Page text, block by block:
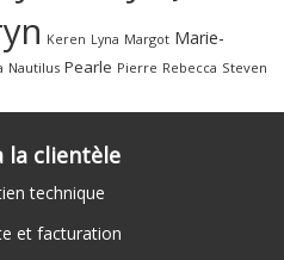
Keren Lyna Margot Marie-
Nautilus Pearle Pierre Rebecca Steven
la clientèle
technique
et facturation